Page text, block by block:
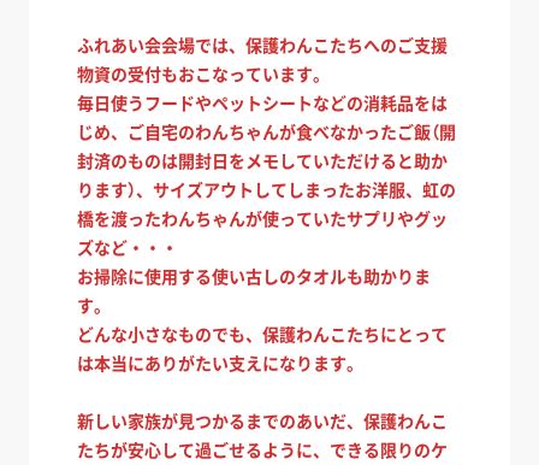
ふれあい会会場では、保護わんこたちへのご支援
物資の受付もおこなっています。
毎日使うフードやペットシートなどの消耗品をは
じめ、ご自宅のわんちゃんが食べなかったご飯（開
封済のものは開封日をメモしていただけると助か
ります）、サイズアウトしてしまったお洋服、虹の
橋を渡ったわんちゃんが使っていたサプリやグッ
ズなど・・・
お掃除に使用する使い古しのタオルも助かりま
す。
どんな小さなものでも、保護わんこたちにとって
は本当にありがたい支えになります。
新しい家族が見つかるまでのあいだ、保護わんこ
たちが安心して過ごせるように、できる限りのケ